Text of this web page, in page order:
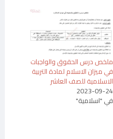
ملخص درس الحقوق والواجبات
في ميزان الاسلام لمادة التربية
الاسلامية للصف العاشر
2023-09-24
في "اسلامية"